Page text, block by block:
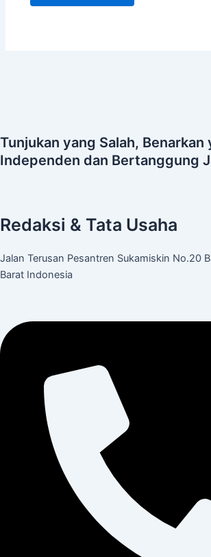
Tunjukan yang Salah, Benarkan
Independen dan Bertanggung
Redaksi & Tata Usaha
Jalan Terusan Pesantren Sukamiskin No.20
Barat Indonesia